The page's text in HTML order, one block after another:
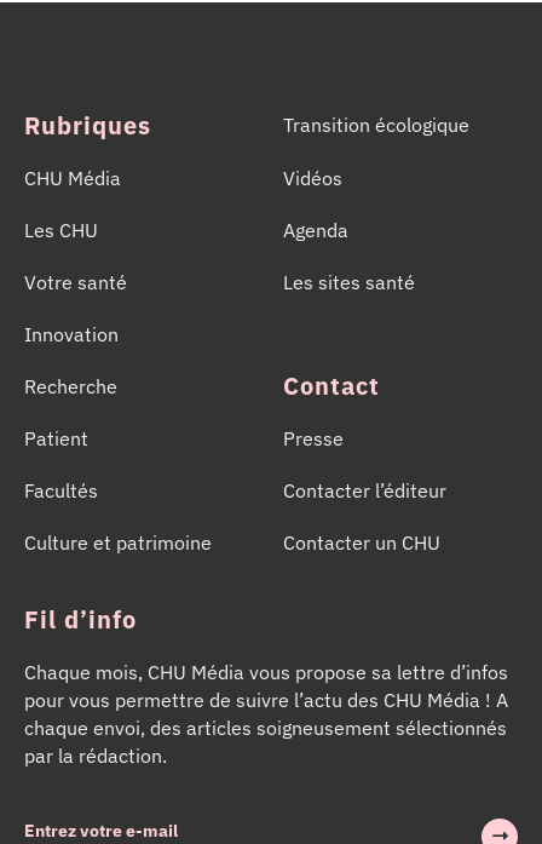
Rubriques
CHU Média
Les CHU
Votre santé
Innovation
Recherche
Patient
Facultés
Culture et patrimoine
Transition écologique
Vidéos
Agenda
Les sites santé
Contact
Presse
Contacter l’éditeur
Contacter un CHU
Fil d’info
Chaque mois, CHU Média vous propose sa lettre d’infos
pour vous permettre de suivre l’actu des CHU Média ! A
chaque envoi, des articles soigneusement sélectionnés
par la rédaction.